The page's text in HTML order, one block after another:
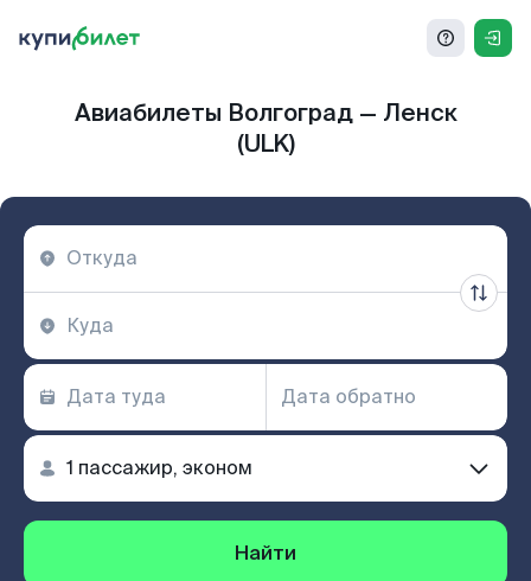
Авиабилеты Волгоград — Ленск
(ULK)
Найти